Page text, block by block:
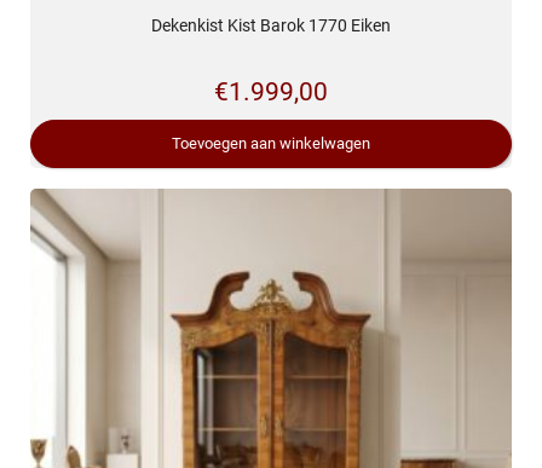
Dekenkist Kist Barok 1770 Eiken
€1.999,00
Toevoegen aan winkelwagen